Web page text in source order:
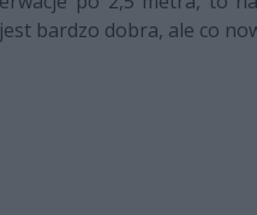
bardzo dobra, ale co